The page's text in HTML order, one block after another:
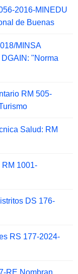
2016-MINEDU
de Buenas
MINSA
"Norma
RM 505-
Salud: RM
RM 1001-
DS 176-
RS 177-2024-
RE Nombran